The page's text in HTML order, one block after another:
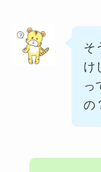
そ
け
っ
の